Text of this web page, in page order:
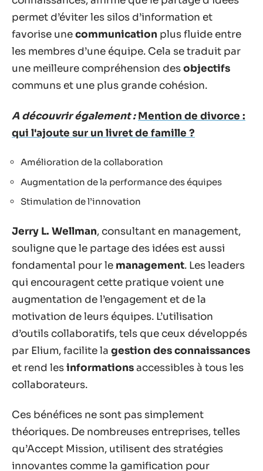
permet d’éviter les silos d’information et
favorise unecommunication plus fluide entre
les membres d’une équipe. Cela se traduit par
une meilleure compréhension desobjectifs
communs et une plus grande cohésion.
A découvrir également : Mention de divorce :
qui l'ajoute sur un livret de famille ?
Amélioration de la collaboration
Augmentation de la performance des équipes
Stimulation de l’innovation
Jerry L. Wellman, consultant en management,
souligne que le partage des idées est aussi
fondamental pour le management. Les leaders
qui encouragent cette pratique voient une
augmentation de l’engagement et de la
motivation de leurs équipes. L’utilisation
d’outils collaboratifs, tels que ceux développés
par Elium, facilite la gestion des connaissances
et rend lesinformationsaccessibles à tous les
collaborateurs.
Ces bénéfices ne sont pas simplement
théoriques. De nombreuses entreprises, telles
qu’Accept Mission, utilisent des stratégies
innovantes comme la gamification pour